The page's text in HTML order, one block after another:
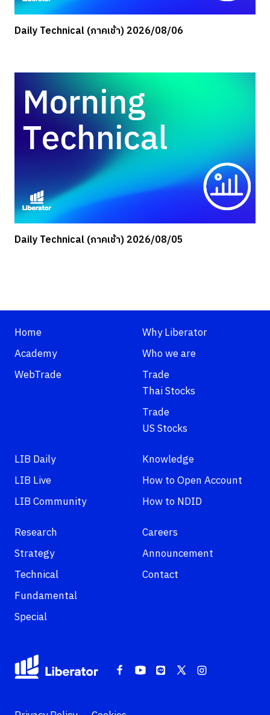
Daily Technical (ภาคเช้า) 2026/08/06
Daily Technical (ภาคเช้า) 2026/08/05
Home
Academy
WebTrade
Why Liberator
Who we are
Trade
Thai Stocks
Trade
US Stocks
LIB Daily
LIB Live
LIB Community
Knowledge
How to Open Account
How to NDID
Research
Strategy
Technical
Fundamental
Special
Careers
Announcement
Contact